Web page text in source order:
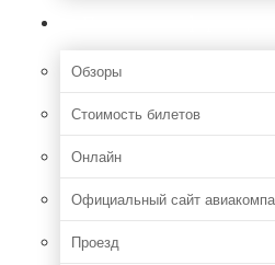
Обзоры
Стоимость билетов
Онлайн
Официальный сайт
Проезд